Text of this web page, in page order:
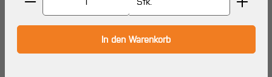
In den Warenkorb